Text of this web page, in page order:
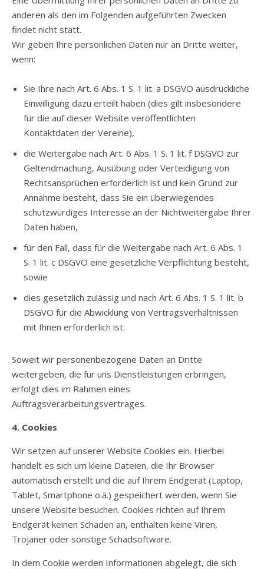
anderen als den im Folgenden aufgeführten Zwecken
findet nicht statt.
Wir geben Ihre persönlichen Daten nur an Dritte weiter,
wenn:
Sie Ihre nach Art. 6 Abs. 1 S. 1 lit. a DSGVO ausdrückliche
Einwilligung dazu erteilt haben (dies gilt insbesondere
für die auf dieser Website veröffentlichten
Kontaktdaten der Vereine),
die Weitergabe nach Art. 6 Abs. 1 S. 1 lit. f DSGVO zur
Geltendmachung, Ausübung oder Verteidigung von
Rechtsansprüchen erforderlich ist und kein Grund zur
Annahme besteht, dass Sie ein überwiegendes
schutzwürdiges Interesse an der Nichtweitergabe Ihrer
Daten haben,
für den Fall, dass für die Weitergabe nach Art. 6 Abs. 1
S. 1 lit. c DSGVO eine gesetzliche Verpflichtung besteht,
sowie
dies gesetzlich zulässig und nach Art. 6 Abs. 1 S. 1 lit. b
DSGVO für die Abwicklung von Vertragsverhältnissen
mit Ihnen erforderlich ist.
Soweit wir personenbezogene Daten an Dritte
weitergeben, die für uns Dienstleistungen erbringen,
erfolgt dies im Rahmen eines
Auftragsverarbeitungsvertrages.
4. Cookies
Wir setzen auf unserer Website Cookies ein. Hierbei
handelt es sich um kleine Dateien, die Ihr Browser
automatisch erstellt und die auf Ihrem Endgerät (Laptop,
Tablet, Smartphone o.ä.) gespeichert werden, wenn Sie
unsere Website besuchen. Cookies richten auf Ihrem
Endgerät keinen Schaden an, enthalten keine Viren,
Trojaner oder sonstige Schadsoftware.
In dem Cookie werden Informationen abgelegt, die sich